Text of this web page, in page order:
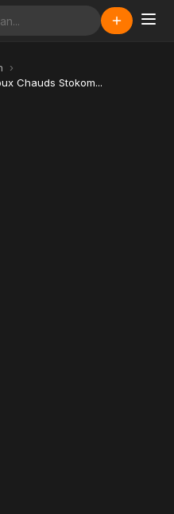
Chauds Stokom...